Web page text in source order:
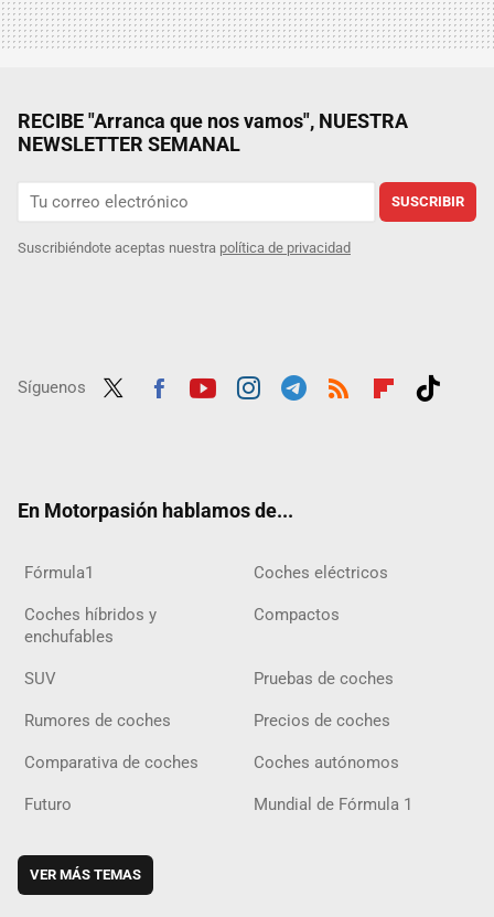
RECIBE "Arranca que nos vamos", NUESTRA
NEWSLETTER SEMANAL
SUSCRIBIR
Suscribiéndote aceptas nuestra política de privacidad
Síguenos
En Motorpasión hablamos de...
Fórmula1 Coches eléctricos
Coches híbridos y
enchufables
Compactos
SUV Pruebas de coches
Rumores de coches Precios de coches
Comparativa de coches Coches autónomos
Futuro Mundial de Fórmula 1
VER MÁS TEMAS